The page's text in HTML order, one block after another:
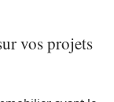
vos projets